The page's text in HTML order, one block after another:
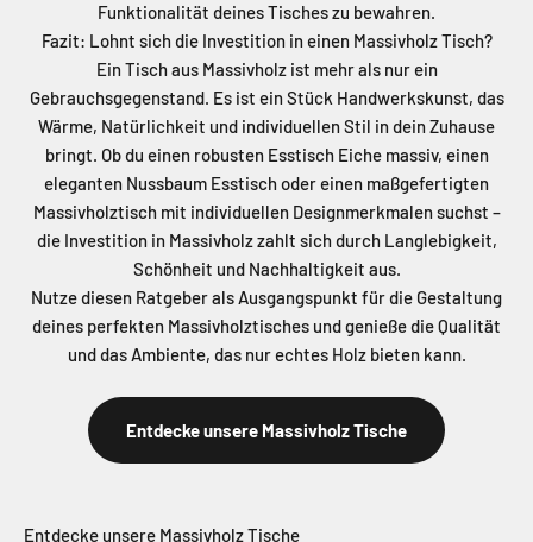
Funktionalität deines Tisches zu bewahren.
Fazit: Lohnt sich die Investition in einen Massivholz Tisch?
Ein Tisch aus Massivholz ist mehr als nur ein
Gebrauchsgegenstand. Es ist ein Stück Handwerkskunst, das
Wärme, Natürlichkeit und individuellen Stil in dein Zuhause
bringt. Ob du einen robusten Esstisch Eiche massiv, einen
eleganten Nussbaum Esstisch oder einen maßgefertigten
Massivholztisch mit individuellen Designmerkmalen suchst –
die Investition in Massivholz zahlt sich durch Langlebigkeit,
Schönheit und Nachhaltigkeit aus.
Nutze diesen Ratgeber als Ausgangspunkt für die Gestaltung
deines perfekten Massivholztisches und genieße die Qualität
und das Ambiente, das nur echtes Holz bieten kann.
Entdecke unsere Massivholz Tische